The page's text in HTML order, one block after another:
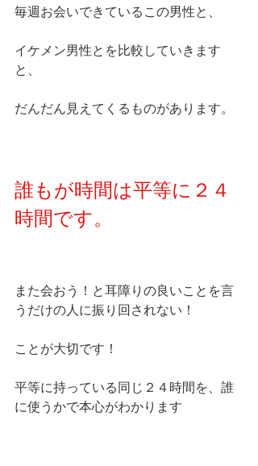
毎週お会いできているこの男性と、
イケメン男性とを比較していきます
と、
だんだん見えてくるものがあります。
誰もが時間は平等に２４
時間です。
また会おう！と耳障りの良いことを言
うだけの人に振り回されない！
ことが大切です！
平等に持っている同じ２４時間を、誰
に使うかで本心がわかります